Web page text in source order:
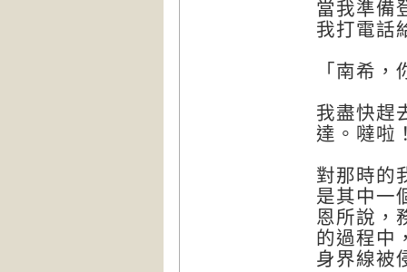
當我準備
我打電話
「南希
我盡快趕
達。噠啦
對那時的
是其中一
恩所說，
的過程中
身界線被